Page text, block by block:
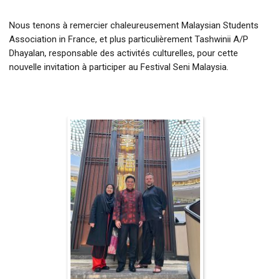
Nous tenons à remercier chaleureusement Malaysian Students
Association in France, et plus particulièrement Tashwinii A/P
Dhayalan, responsable des activités culturelles, pour cette
nouvelle invitation à participer au Festival Seni Malaysia.